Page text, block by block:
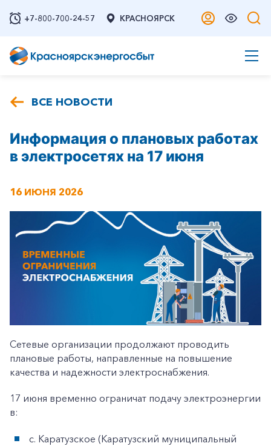
+7-800-700-24-57 КРАСНОЯРСК
ВСЕ НОВОСТИ
Информация о плановых работах
в электросетях на 17 июня
16 ИЮНЯ 2026
Сетевые организации продолжают проводить
плановые работы, направленные на повышение
качества и надежности электроснабжения.
17 июня временно ограничат подачу электроэнергии
в:
с. Каратузское (Каратузский муниципальный